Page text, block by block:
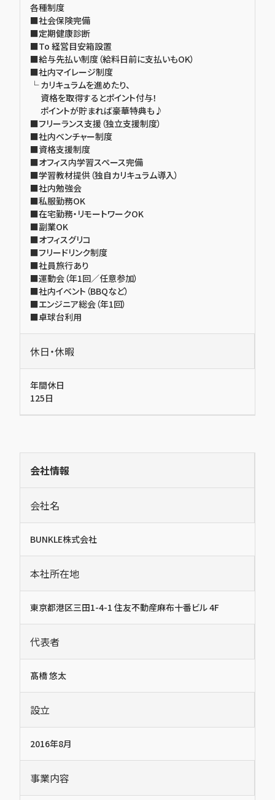
各種制度
■社会保険完備
■定期健康診断
■To 経営目安箱設置
■給与先払い制度（給料日前に支払いもOK）
■社内マイレージ制度
└ カリキュラムを進めたり、
資格を取得するとポイント付与！
ポイントが貯まれば豪華特典も♪
■フリーランス支援（独立支援制度）
■社内ベンチャー制度
■資格支援制度
■オフィス内学習スペース完備
■学習教材提供（独自カリキュラム導入）
■社内勉強会
■私服勤務OK
■在宅勤務・リモートワークOK
■副業OK
■オフィスグリコ
■フリードリンク制度
■社員旅行あり
■運動会（年1回／任意参加）
■社内イベント（BBQなど）
■エンジニア総会（年1回）
■卓球台利用
休日・休暇
年間休日
125日
会社情報
会社名
BUNKLE株式会社
本社所在地
東京都港区三田1-4-1 住友不動産麻布十番ビル 4F
代表者
髙橋 悠太
設立
2016年8月
事業内容